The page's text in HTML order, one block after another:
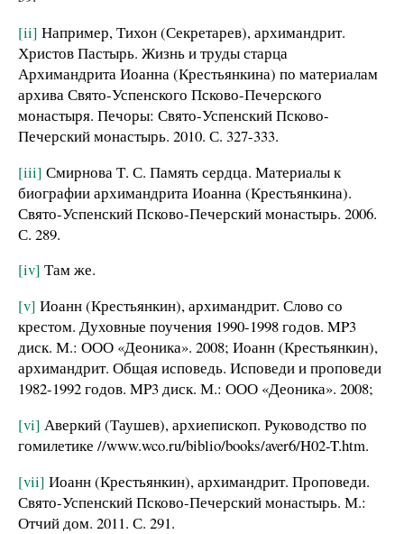
[ii] Например, Тихон (Секретарев), архимандрит.
Христов Пастырь. Жизнь и труды старца
Архимандрита Иоанна (Крестьянкина) по материалам
архива Свято-Успенского Псково-Печерского
монастыря. Печоры: Свято-Успенский Псково-
Печерский монастырь. 2010. С. 327-333.
[iii] Смирнова Т. С. Память сердца. Материалы к
биографии архимандрита Иоанна (Крестьянкина).
Свято-Успенский Псково-Печерский монастырь. 2006.
С. 289.
[iv] Там же.
[v] Иоанн (Крестьянкин), архимандрит. Слово со
крестом. Духовные поучения 1990-1998 годов. MP3
диск. М.: ООО «Деоника». 2008; Иоанн (Крестьянкин),
архимандрит. Общая исповедь. Исповеди и проповеди
1982-1992 годов. MP3 диск. М.: ООО «Деоника». 2008;
[vi] Аверкий (Таушев), архиепископ. Руководство по
гомилетике //www.wco.ru/biblio/books/aver6/H02-T.htm.
[vii] Иоанн (Крестьянкин), архимандрит. Проповеди.
Свято-Успенский Псково-Печерский монастырь. М.:
Отчий дом. 2011. С. 291.